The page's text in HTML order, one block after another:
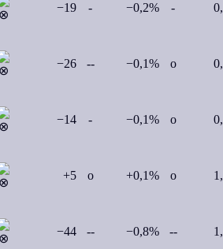
−19 - −0,2% -
−26 -- −0,1% o
−14 - −0,1% o
+5 o +0,1% o
−44 -- −0,8% --